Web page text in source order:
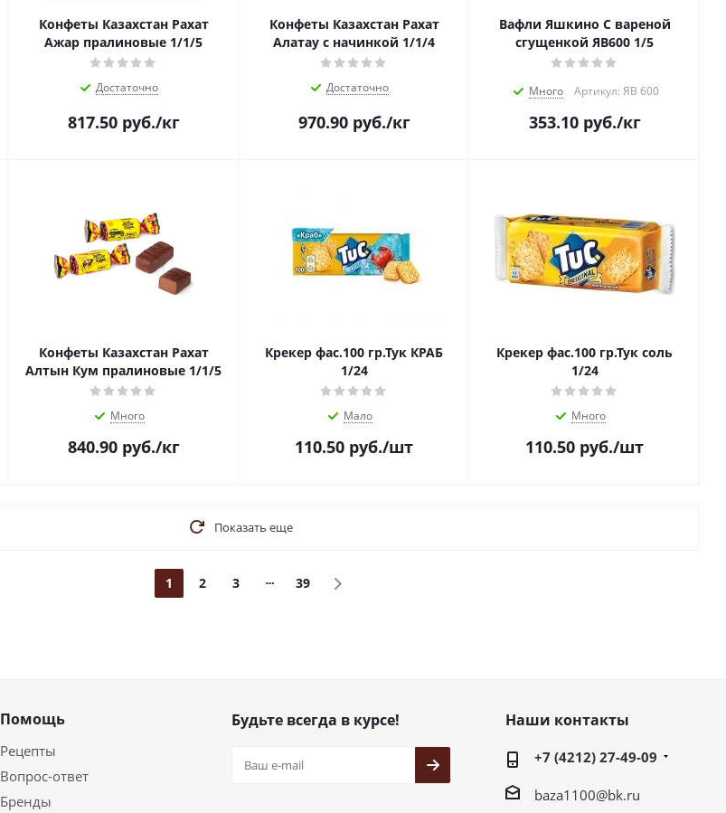
Конфеты Казахстан Рахат
Ажар пралиновые 1/1/5
Достаточно
817.50руб./кг
Конфеты Казахстан Рахат
Алатау с начинкой 1/1/4
Достаточно
970.90руб./кг
Вафли Яшкино С вареной
сгущенкой ЯВ600 1/5
Много Артикул: ЯВ 600
353.10руб./кг
Конфеты Казахстан Рахат
Алтын Кум пралиновые 1/1/5
Много
840.90руб./кг
Крекер фас.100 гр.Тук КРАБ
1/24
Мало
110.50 руб./шт
Крекер фас.100 гр.Тук соль
1/24
Много
110.50 руб./шт
Показать еще
1 2 3 39
Помощь
Рецепты
Вопрос-ответ
Бренды
Будьте всегда в курсе! Наши контакты
+7 (4212) 27-49-09
baza1100@bk.ru